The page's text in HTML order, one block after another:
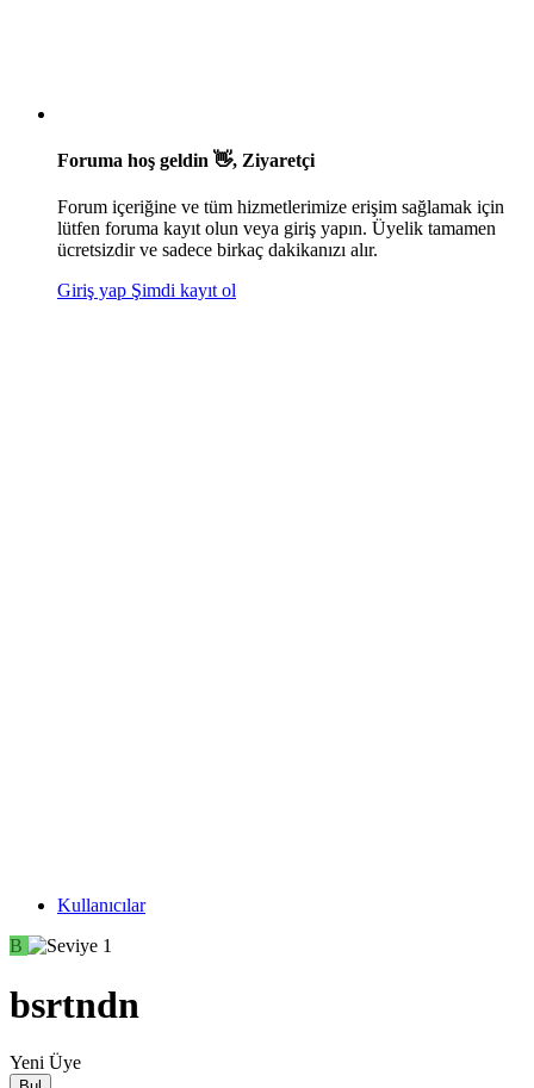
Foruma hoş geldin 👋, Ziyaretçi
Forum içeriğine ve tüm hizmetlerimize erişim sağlamak için
lütfen foruma kayıt olun veya giriş yapın. Üyelik tamamen
ücretsizdir ve sadece birkaç dakikanızı alır.
Giriş yap Şimdi kayıt ol
Kullanıcılar
B
bsrtndn
Yeni Üye